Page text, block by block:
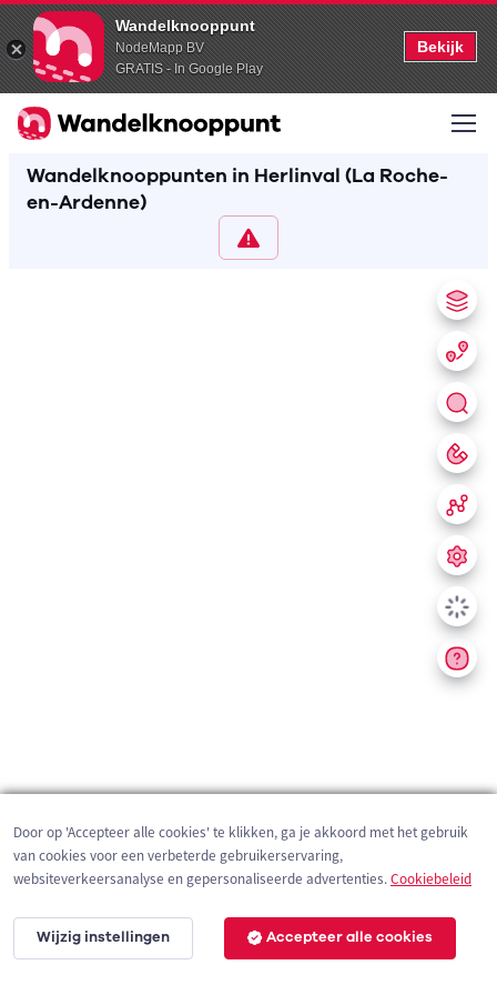
Wandelknooppunt
NodeMapp BV
GRATIS - In Google Play
Bekijk
Wandelknooppunten in Herlinval (La Roche-
en-Ardenne)
200 m
Door op 'Accepteer alle cookies' te klikken, ga je akkoord met het gebruik
van cookies voor een verbeterde gebruikerservaring,
websiteverkeersanalyse en gepersonaliseerde advertenties.Cookiebeleid
Wijzig instellingen Accepteer alle cookies